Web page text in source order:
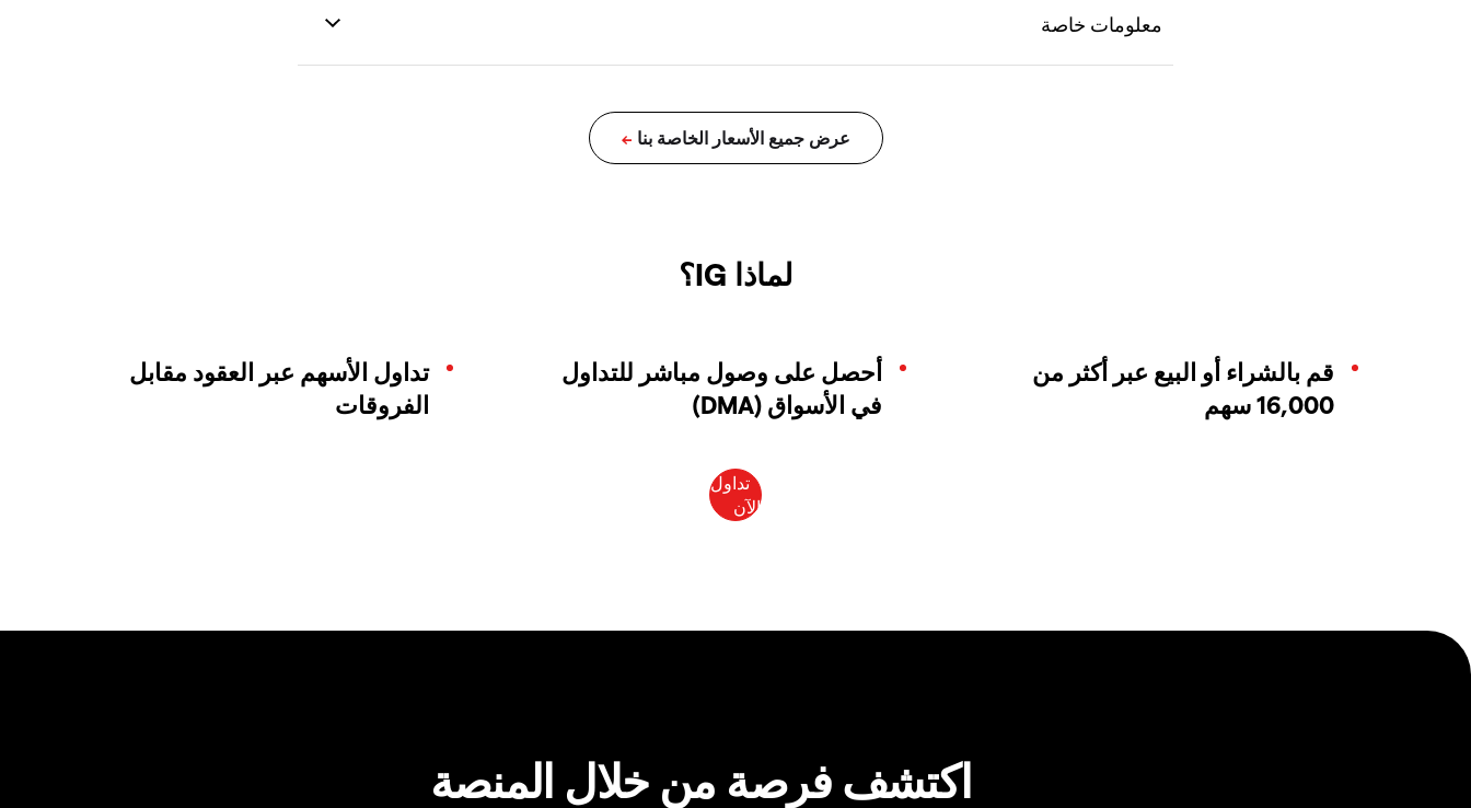
لماذا IG؟
قم بالشراء أو البيع عبر أكثر من
16,000 سهم
أحصل على وصول مباشر للتداول
في الأسواق (DMA)
تداول الأسهم عبر العقود مقابل
الفروقات
اكتشف فرصة من خلال المنصة